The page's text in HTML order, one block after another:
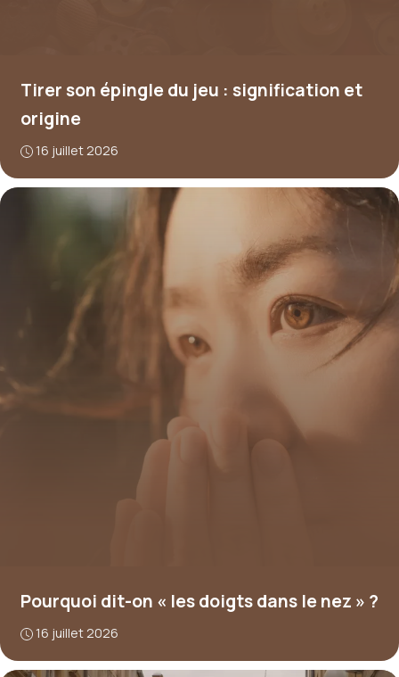
Tirer son épingle du jeu : signification et
origine
16 juillet 2026
Pourquoi dit-on « les doigts dans le nez » ?
16 juillet 2026